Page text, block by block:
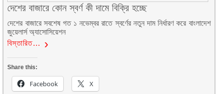
দেশের বাজারে কোন স্বর্ণ কী দামে বিক্রি হচ্ছে
দেশের বাজারে সবশেষ গত ১ নভেম্বর রাতে স্বর্ণের নতুন দাম নির্ধারণ করে বাংলাদেশ
জুয়েলার্স অ্যাসোসিয়েশন
বিস্তারিত…
Share this:
Facebook X